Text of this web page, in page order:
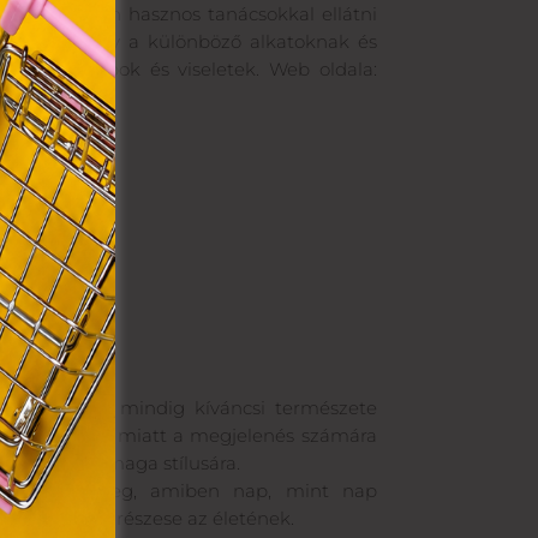
hasznos tanácsokkal ellátni
be, hogy a különböző alkatoknak és
ruhadarabok és viseletek. Web oldala:
a mindig kíváncsi természete
A munkája miatt a megjelenés számára
talált rá önmaga stílusára.
közeg, amiben nap, mint nap
mindig is részese az életének.